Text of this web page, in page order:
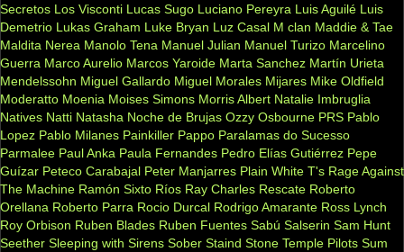
Secretos Los Visconti Lucas Sugo Luciano Pereyra Luis Aguilé Luis
Demetrio Lukas Graham Luke Bryan Luz Casal M clan Maddie & Tae
Maldita Nerea Manolo Tena Manuel Julian Manuel Turizo Marcelino
Guerra Marco Aurelio Marcos Yaroide Marta Sanchez Martín Urieta
Mendelssohn Miguel Gallardo Miguel Morales Mijares Mike Oldfield
Moderatto Moenia Moises Simons Morris Albert Natalie Imbruglia
Natives Natti Natasha Noche de Brujas Ozzy Osbourne PRS Pablo
Lopez Pablo Milanes Painkiller Pappo Paralamas do Sucesso
Parmalee Paul Anka Paula Fernandes Pedro Elías Gutiérrez Pepe
Guízar Peteco Carabajal Peter Manjarres Plain White T's Rage Against
The Machine Ramón Sixto Ríos Ray Charles Rescate Roberto
Orellana Roberto Parra Rocio Durcal Rodrigo Amarante Ross Lynch
Roy Orbison Ruben Blades Ruben Fuentes Sabú Salserin Sam Hunt
Seether Sleeping with Sirens Sober Staind Stone Temple Pilots Sum